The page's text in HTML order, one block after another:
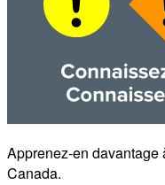
Apprenez-en davantage
Canada.